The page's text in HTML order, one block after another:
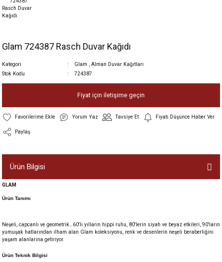
Glam 724387 Rasch Duvar Kağıdı
Kategori Glam
Alman Duvar Kağıtları
Stok Kodu
724387
Fiyat için iletişime geçin
Yorum Yaz Tavsiye Et Fiyatı Düşünce Haber Ver
Paylaş
Ürün Bilgisi
GLAM
Ürün Tanımı
Neşeli, capcanlı ve geometrik…60'lı yılların hippi ruhu, 80'lerin siyah ve beyaz etkileri, 90'ların
yumuşak hatlarından ilham alan Glam koleksiyonu, renk ve desenlerin neşeli beraberliğini
yaşam alanlarına getiriyor.
Ürün Teknik Bilgisi